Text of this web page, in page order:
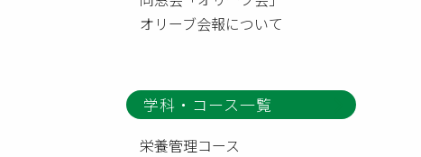
オリーブ会報について
学科・コース一覧
栄養管理コース